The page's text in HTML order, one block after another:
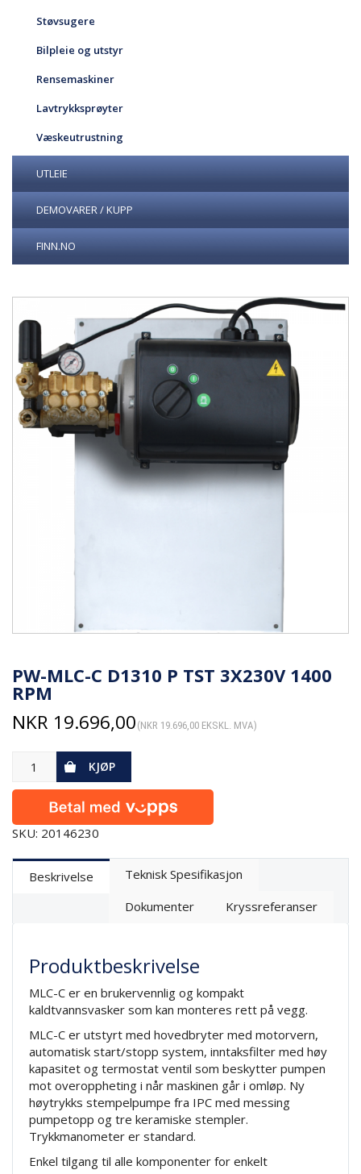
Støvsugere
Bilpleie og utstyr
Rensemaskiner
Lavtrykksprøyter
Væskeutrustning
UTLEIE
DEMOVARER / KUPP
FINN.NO
PW-MLC-C D1310 P TST 3X230V 1400
RPM
NKR 19.696,00 (NKR 19.696,00 EKSKL. MVA)
KJØP
SKU: 20146230
Beskrivelse
Teknisk Spesifikasjon
Dokumenter
Kryssreferanser
Produktbeskrivelse
MLC-C er en brukervennlig og kompakt
kaldtvannsvasker som kan monteres rett på vegg.
MLC-C er utstyrt med hovedbryter med motorvern,
automatisk start/stopp system, inntaksfilter med høy
kapasitet og termostat ventil som beskytter pumpen
mot overoppheting i når maskinen går i omløp. Ny
høytrykks stempelpumpe fra IPC med messing
pumpetopp og tre keramiske stempler.
Trykkmanometer er standard.
Enkel tilgang til alle komponenter for enkelt